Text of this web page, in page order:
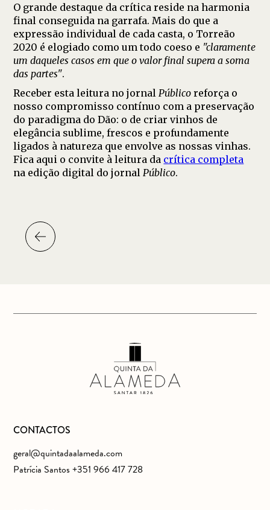
O grande destaque da crítica reside na harmonia
final conseguida na garrafa. Mais do que a
expressão individual de cada casta, o Torreão
2020 é elogiado como um todo coeso e "claramente
um daqueles casos em que o valor final supera a soma
das partes".
Receber esta leitura no jornal Público reforça o
nosso compromisso contínuo com a preservação
do paradigma do Dão: o de criar vinhos de
elegância sublime, frescos e profundamente
ligados à natureza que envolve as nossas vinhas.
Fica aqui o convite à leitura da crítica completa
na edição digital do jornal Público.
CONTACTOS
geral@quintadaalameda.com
Patrícia Santos +351 966 417 728